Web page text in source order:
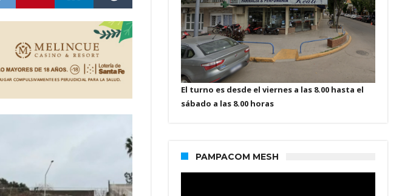
El turno es desde el viernes a las 8.00 hasta el
sábado a las 8.00 horas
PAMPACOM MESH